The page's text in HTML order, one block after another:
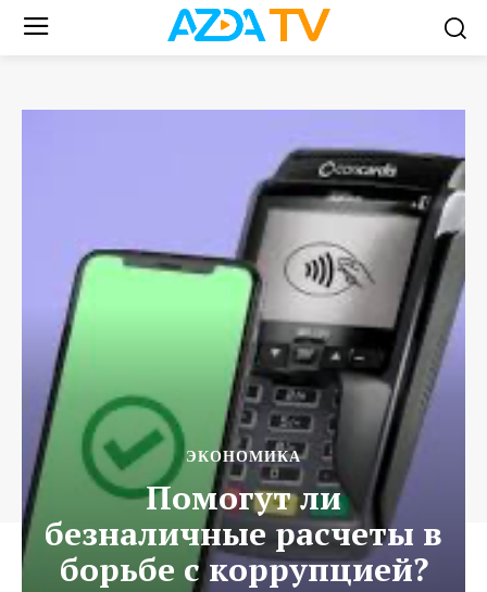
ЭКОНОМИКА
Помогут ли
безналичные расчеты в
борьбе с коррупцией?